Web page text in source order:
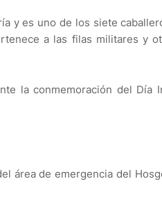
y es uno de los siete
a las filas militares y
la conmemoración del Día
área de emergencia del